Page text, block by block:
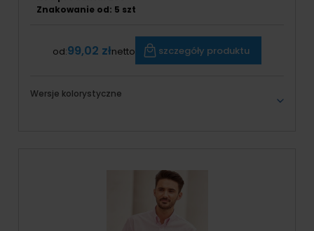
Znakowanie od: 5 szt
od:99,02 złnetto szczegóły produktu
Wersje kolorystyczne